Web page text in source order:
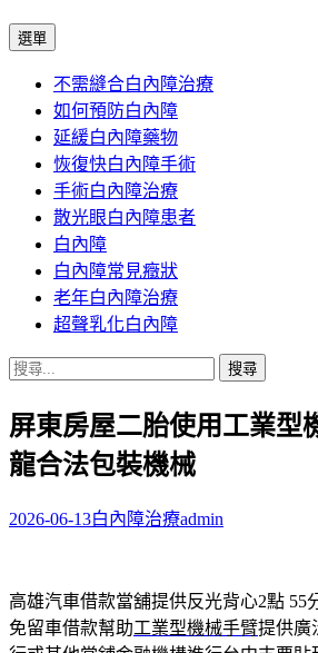
選單
主
要
內
容
不需縫合白內障治療
如何預防白內障
延緩白內障藥物
恢復快白內障手術
手術白內障治療
散光眼白內障患者
白內障
白內障常見癥狀
老年白內障治療
超聲乳化白內障
搜
關
鍵
字:
屏東房屋二胎使用工業型
龍合法包裝機械
2026-06-13白內障治療admin
高雄汽車借款當舖提供反光背心2點 55
免留車借款幫助工業型機械手臂提供廣